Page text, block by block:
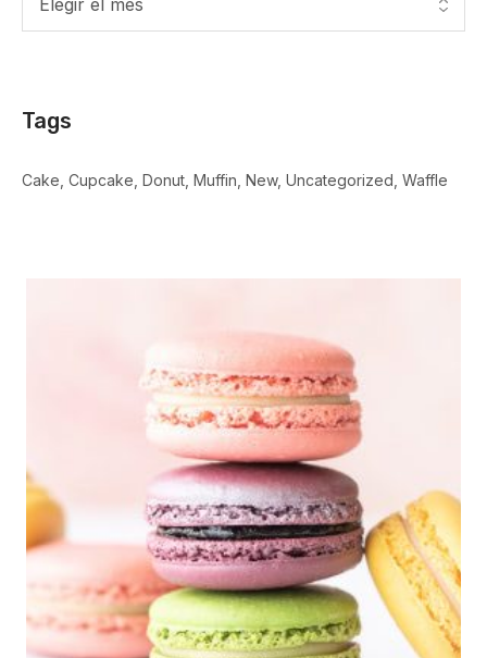
Tags
Cake Cupcake Donut Muffin New Uncategorized Waffle